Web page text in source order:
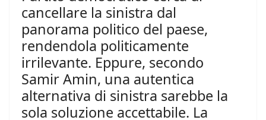
cancellare la sinistra dal
panorama politico del paese,
rendendola politicamente
irrilevante. Eppure, secondo
Samir Amin, una autentica
alternativa di sinistra sarebbe la
sola soluzione accettabile. La